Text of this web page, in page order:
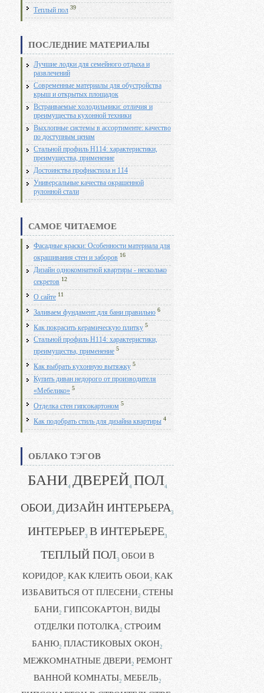
Теплый пол 39
ПОСЛЕДНИЕ МАТЕРИАЛЫ
Лучшие лодки для семейного отдыха и
развлечений
Современные материалы для обустройства
крыш и открытых площадок
Встраиваемые холодильники: отличия и
преимущества кухонной техники
Выхлопные системы в ассортименте: качество
по доступным ценам
Стальной профиль Н114: характеристики,
преимущества, применение
Достоинства профнастила н 114
Универсальные качества окрашенной
рулонной стали
САМОЕ ЧИТАЕМОЕ
Фасадные краски: Особенности материала для
окрашивания стен и заборов 16
Дизайн однокомнатной квартиры - несколько
секретов 12
О сайте 11
Заливаем фундамент для бани правильно 6
Как покрасить керамическую плитку 5
Стальной профиль Н114: характеристики,
преимущества, применение 5
Как выбрать кухонную вытяжку 5
Купить диван недорого от производителя
«Мебелико» 5
Отделка стен гипсокартоном 5
Как подобрать стиль для дизайна квартиры 4
ОБЛАКО ТЭГОВ
БАНИ4 ДВЕРЕЙ4 ПОЛ4
ОБОИ3 ДИЗАЙН ИНТЕРЬЕРА3
ИНТЕРЬЕР3 В ИНТЕРЬЕРЕ3
ТЕПЛЫЙ ПОЛ3 ОБОИ В
КОРИДОР2 КАК КЛЕИТЬ ОБОИ2 КАК
ИЗБАВИТЬСЯ ОТ ПЛЕСЕНИ2 СТЕНЫ
БАНИ2 ГИПСОКАРТОН2 ВИДЫ
ОТДЕЛКИ ПОТОЛКА2 СТРОИМ
БАНЮ2 ПЛАСТИКОВЫХ ОКОН2
МЕЖКОМНАТНЫЕ ДВЕРИ2 РЕМОНТ
ВАННОЙ КОМНАТЫ2 МЕБЕЛЬ2